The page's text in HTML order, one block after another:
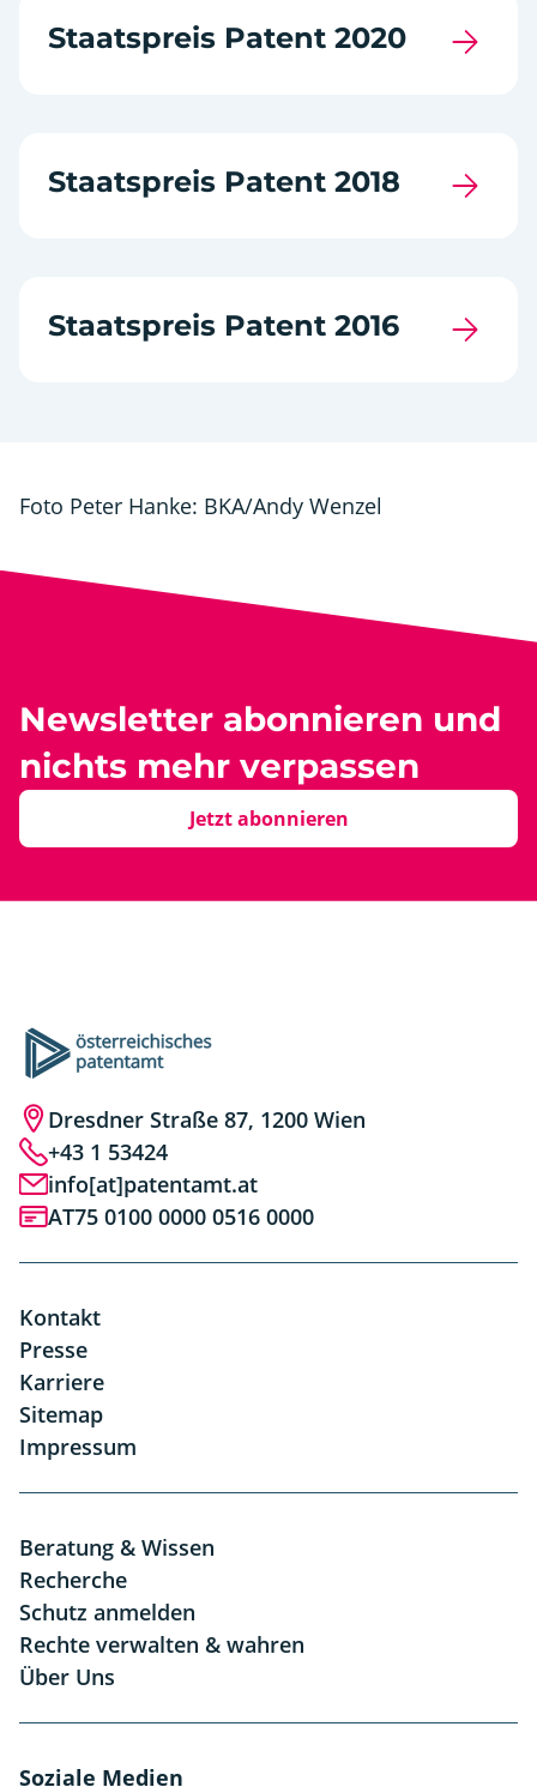
Staatspreis Patent 2020
Staatspreis Patent 2018
Staatspreis Patent 2016
Foto Peter Hanke: BKA/Andy Wenzel
Newsletter abonnieren und
nichts mehr verpassen
Jetzt abonnieren
Dresdner Straße 87, 1200 Wien
+43 1 53424
info[at]patentamt.at
AT75 0100 0000 0516 0000
Kontakt
Presse
Karriere
Sitemap
Impressum
Beratung & Wissen
Recherche
Schutz anmelden
Rechte verwalten & wahren
Über Uns
Soziale Medien